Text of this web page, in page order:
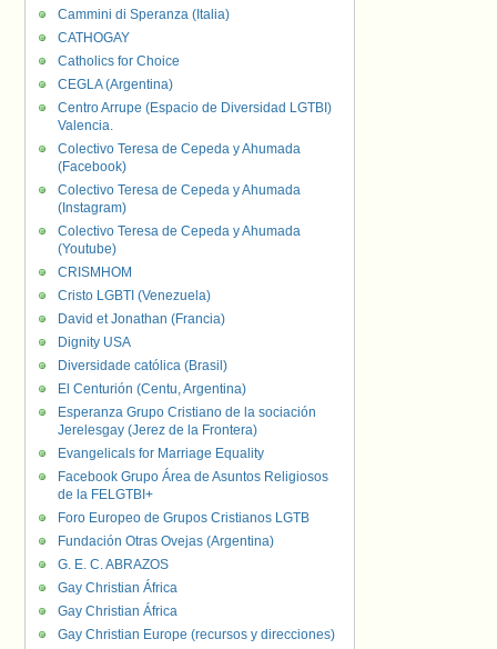
Cammini di Speranza (Italia)
CATHOGAY
Catholics for Choice
CEGLA (Argentina)
Centro Arrupe (Espacio de Diversidad LGTBI)
Valencia.
Colectivo Teresa de Cepeda y Ahumada
(Facebook)
Colectivo Teresa de Cepeda y Ahumada
(Instagram)
Colectivo Teresa de Cepeda y Ahumada
(Youtube)
CRISMHOM
Cristo LGBTI (Venezuela)
David et Jonathan (Francia)
Dignity USA
Diversidade católica (Brasil)
El Centurión (Centu, Argentina)
Esperanza Grupo Cristiano de la sociación
Jerelesgay (Jerez de la Frontera)
Evangelicals for Marriage Equality
Facebook Grupo Área de Asuntos Religiosos
de la FELGTBI+
Foro Europeo de Grupos Cristianos LGTB
Fundación Otras Ovejas (Argentina)
G. E. C. ABRAZOS
Gay Christian África
Gay Christian África
Gay Christian Europe (recursos y direcciones)